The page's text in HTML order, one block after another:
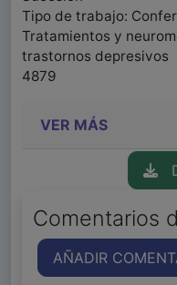
Tipo de trabajo:
Tratamientos y
trastornos depresivos
4879
VER MÁS
Comentarios
AÑADIR